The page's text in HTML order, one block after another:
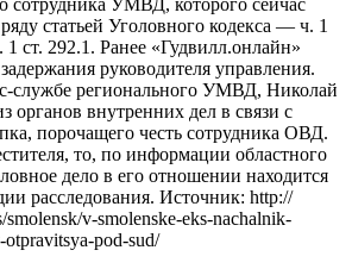
сотрудника УМВД, которого сейчас
статьей Уголовного кодекса — ч. 1
1 ст. 292.1. Ранее «Гудвилл.онлайн»
руководителя управления.
службе регионального УМВД, Николай
органов внутренних дел в связи с
порочащего честь сотрудника ОВД.
то, по информации областного
дело в его отношении находится
расследования. Источник: http://
v-smolenske-eks-nachalnik-
pod-sud/